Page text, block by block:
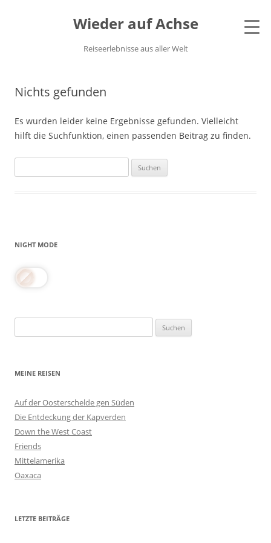
Wieder auf Achse
Reiseerlebnisse aus aller Welt
Nichts gefunden
Es wurden leider keine Ergebnisse gefunden. Vielleicht
hilft die Suchfunktion, einen passenden Beitrag zu finden.
nach:
NIGHT MODE
nach:
MEINE REISEN
Auf der Oosterschelde gen Süden
Die Entdeckung der Kapverden
Down the West Coast
Friends
Mittelamerika
Oaxaca
LETZTE BEITRÄGE